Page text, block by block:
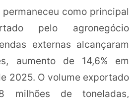
como principal
pelo agronegócio
externas alcançaram
aumento de 14,6% em
2025. O volume exportado
milhões de toneladas,